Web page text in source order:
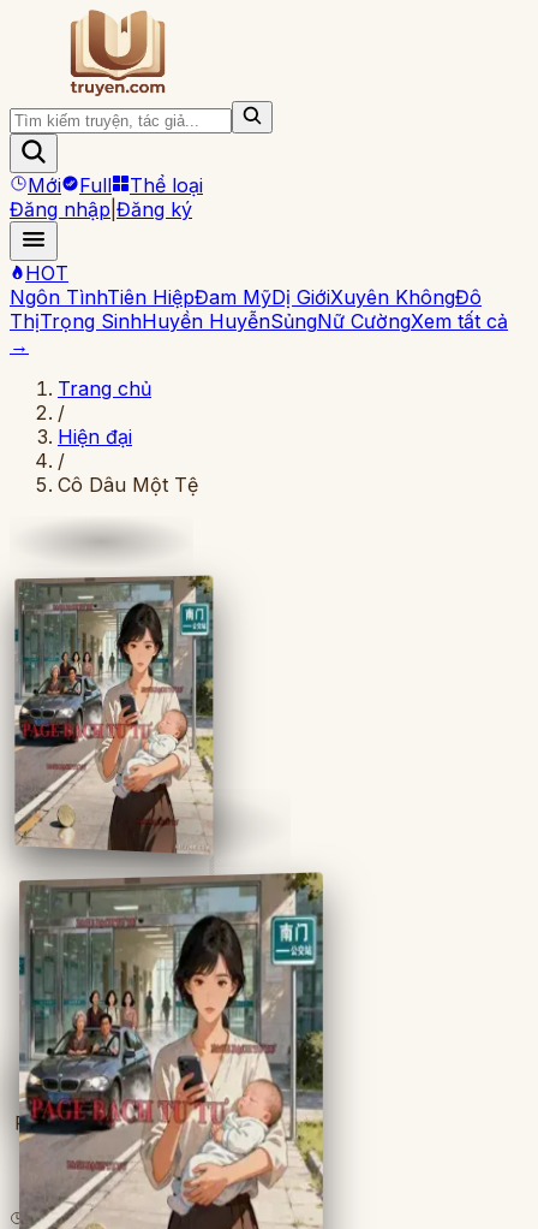
Mới Full
Thể loại
Đăng nhập Đăng ký
HOT
Ngôn TìnhTiên HiệpĐam MỹDị GiớiXuyên KhôngĐô
ThịTrọng SinhHuyền HuyễnSủngNữ CườngXem tất cả
→
Trang chủ
/
Hiện đại
/
Cô Dâu Một Tệ
Full
9lượt đọc chương